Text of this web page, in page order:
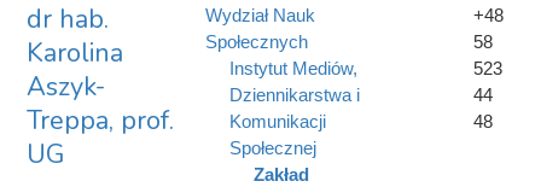
dr hab.
Karolina
Aszyk-
Treppa, prof.
UG
+48
58
523
44
48
Wydział Nauk
Społecznych
Instytut Mediów,
Dziennikarstwa i
Komunikacji
Społecznej
Zakład